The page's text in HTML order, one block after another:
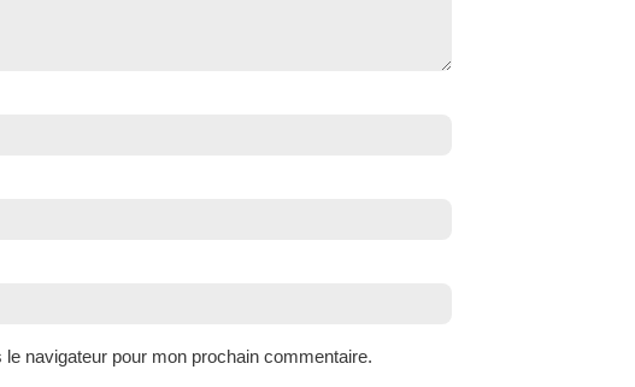
navigateur pour mon prochain commentaire.